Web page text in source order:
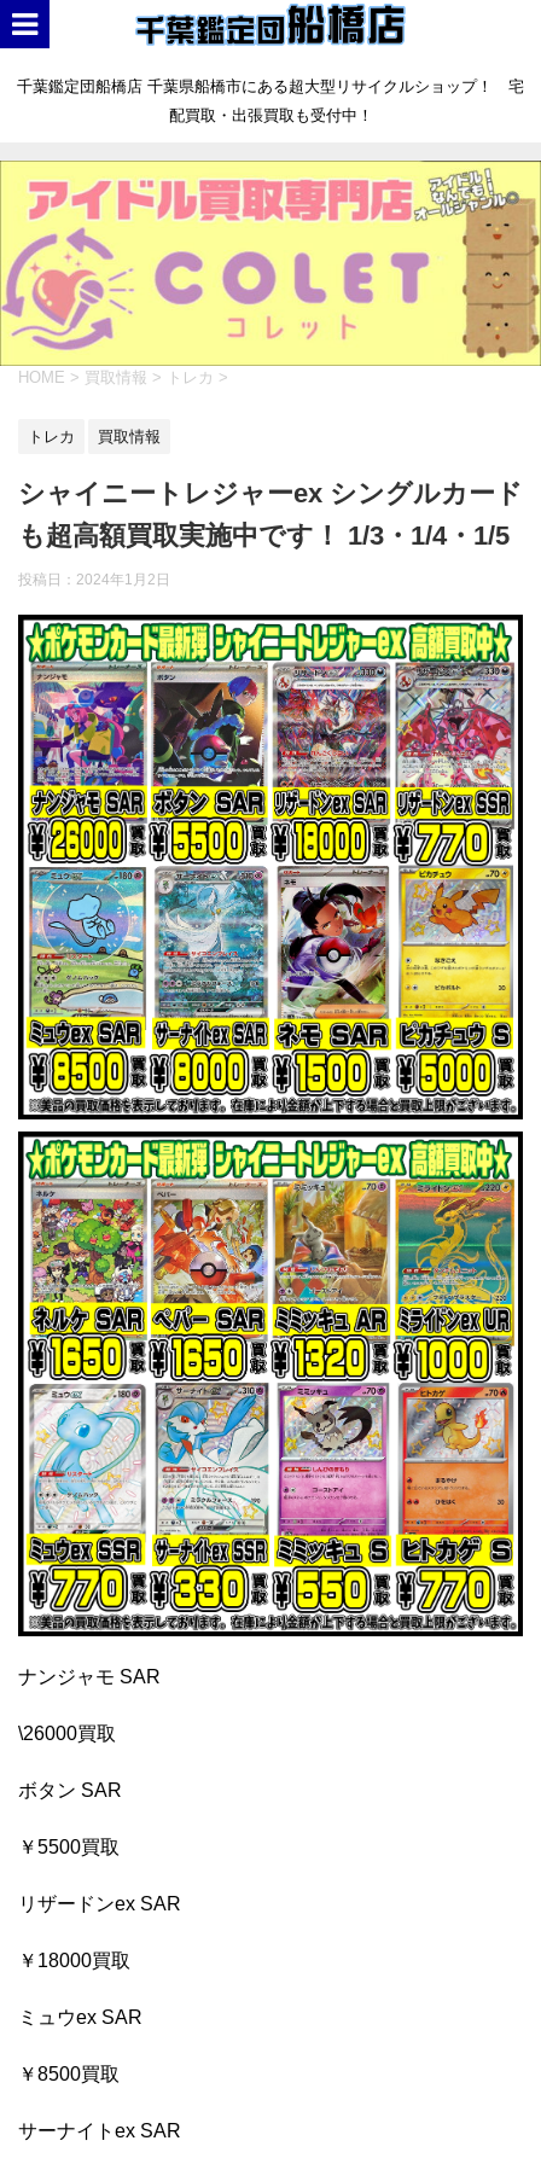
千葉鑑定団船橋店 千葉県船橋市にある超大型リサイクルショップ！ 宅
配買取・出張買取も受付中！
HOME > 買取情報 > トレカ >
トレカ 買取情報
シャイニートレジャーex シングルカード
も超高額買取実施中です！ 1/3・1/4・1/5
投稿日： 2024年1月2日
ナンジャモ SAR
\26000買取
ボタン SAR
￥5500買取
リザードンex SAR
￥18000買取
ミュウex SAR
￥8500買取
サーナイトex SAR